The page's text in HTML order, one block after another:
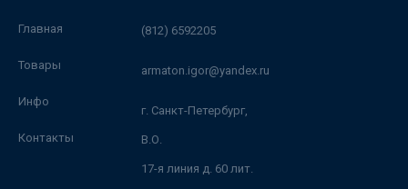
Главная
Товары
Инфо
Контакты
(812) 6592205
armaton.igor@yandex.ru
г. Санкт-Петербург,
В.О.
17-я линия д. 60 лит.